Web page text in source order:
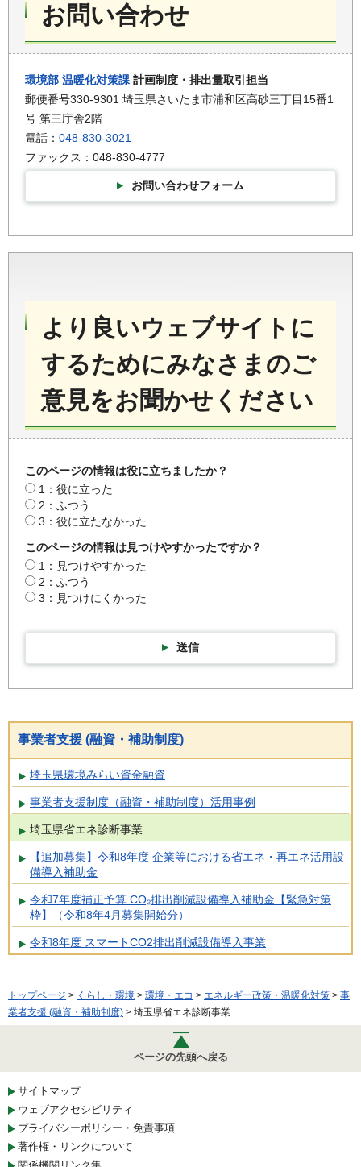
お問い合わせ
環境部 温暖化対策課 計画制度・排出量取引担当
郵便番号330-9301 埼玉県さいたま市浦和区高砂三丁目15番1
号 第三庁舎2階
電話： 048-830-3021
ファックス：048-830-4777
お問い合わせフォーム
より良いウェブサイトに
するためにみなさまのご
意見をお聞かせください
このページの情報は役に立ちましたか？
1：役に立った
2：ふつう
3：役に立たなかった
このページの情報は見つけやすかったですか？
1：見つけやすかった
2：ふつう
3：見つけにくかった
送信
事業者支援 (融資・補助制度)
埼玉県環境みらい資金融資
事業者支援制度（融資・補助制度）活用事例
埼玉県省エネ診断事業
【追加募集】令和8年度 企業等における省エネ・再エネ活用設
備導入補助金
令和7年度補正予算 CO₂排出削減設備導入補助金【緊急対策
枠】（令和8年4月募集開始分）
令和8年度 スマートCO2排出削減設備導入事業
トップページ > くらし・環境 > 環境・エコ > エネルギー政策・温暖化対策 > 事
業者支援 (融資・補助制度) > 埼玉県省エネ診断事業
ページの先頭へ戻る
サイトマップ
ウェブアクセシビリティ
プライバシーポリシー・免責事項
著作権・リンクについて